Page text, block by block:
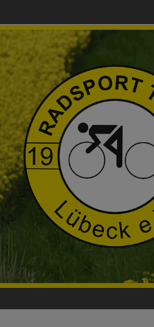
springen